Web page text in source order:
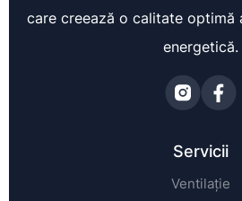
care creează o calitate optimă
energetică.
Servicii
Ventilație